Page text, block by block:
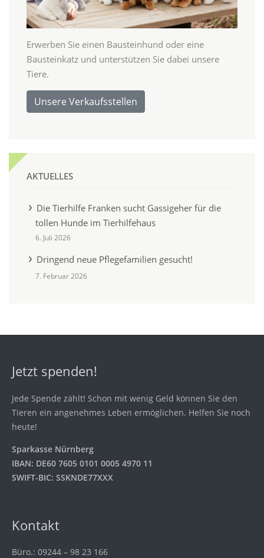
Erwerben Sie einen Bausteinhund oder eine
Bausteinkatz und unterstützen Sie dabei unsere
Tiere.
Unsere Verkaufsstellen
AKTUELLES
Die Tierhilfe Franken sucht Gassigeher für die
tollen Hunde im Tierhilfehaus
6. Juli 2026
Dringend neue Pflegefamilien gesucht!
7. Februar 2026
Jetzt spenden!
Jede Spende zählt! Schon mit wenig Geld können Sie den
Tieren ein angenehmes Leben ermöglichen. Helfen Sie noch
heute!
Sparkasse Nürnberg
IBAN: DE60 7605 0101 0005 4970 11
SWIFT-BIC: SSKNDE77XXX
Kontakt
Büro.: 09244 – 98 23 166